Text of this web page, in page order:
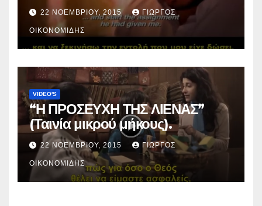
22 ΝΟΕΜΒΡΊΟΥ, 2015 ΓΙΏΡΓΟΣ
ΟΙΚΟΝΟΜΊΔΗΣ
VIDEO'S
“Η ΠΡΟΣΕΥΧΗ ΤΗΣ ΛΙΕΝΑΣ”
(Ταινία μικρού μήκους).
22 ΝΟΕΜΒΡΊΟΥ, 2015 ΓΙΏΡΓΟΣ
ΟΙΚΟΝΟΜΊΔΗΣ